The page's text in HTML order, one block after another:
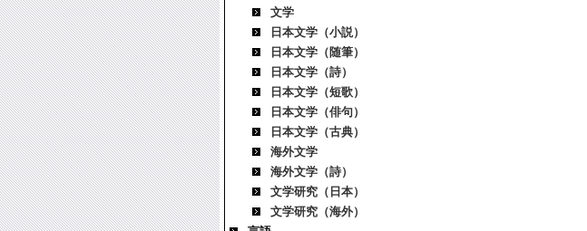
文学
日本文学（小説）
日本文学（随筆）
日本文学（詩）
日本文学（短歌）
日本文学（俳句）
日本文学（古典）
海外文学
海外文学（詩）
文学研究（日本）
文学研究（海外）